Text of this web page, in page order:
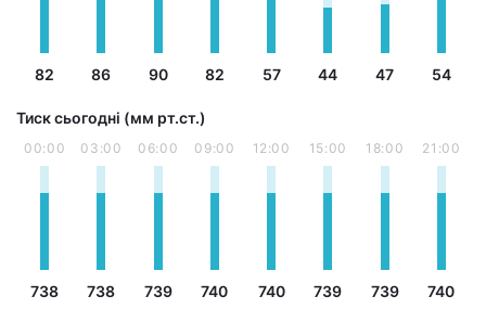
82 86 90 82 57 44 47 54
Тиск сьогодні (мм рт.ст.)
00:00
738
03:00
738
06:00
739
09:00
740
12:00
740
15:00
739
18:00
739
21:00
740